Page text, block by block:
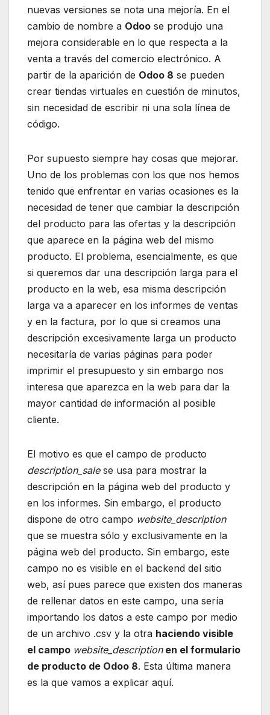
nuevas versiones se nota una mejoría. En el
cambio de nombre a Odoo se produjo una
mejora considerable en lo que respecta a la
venta a través del comercio electrónico. A
partir de la aparición de Odoo 8 se pueden
crear tiendas virtuales en cuestión de minutos,
sin necesidad de escribir ni una sola línea de
código.
Por supuesto siempre hay cosas que mejorar.
Uno de los problemas con los que nos hemos
tenido que enfrentar en varias ocasiones es la
necesidad de tener que cambiar la descripción
del producto para las ofertas y la descripción
que aparece en la página web del mismo
producto. El problema, esencialmente, es que
si queremos dar una descripción larga para el
producto en la web, esa misma descripción
larga va a aparecer en los informes de ventas
y en la factura, por lo que si creamos una
descripción excesivamente larga un producto
necesitaría de varias páginas para poder
imprimir el presupuesto y sin embargo nos
interesa que aparezca en la web para dar la
mayor cantidad de información al posible
cliente.
El motivo es que el campo de producto
description_salese usa para mostrar la
descripción en la página web del producto y
en los informes. Sin embargo, el producto
dispone de otro campo website_description
que se muestra sólo y exclusivamente en la
página web del producto. Sin embargo, este
campo no es visible en el backend del sitio
web, así pues parece que existen dos maneras
de rellenar datos en este campo, una sería
importando los datos a este campo por medio
de un archivo .csv y la otra haciendo visible
el campo website_descriptionen el formulario
de producto de Odoo 8. Esta última manera
es la que vamos a explicar aquí.